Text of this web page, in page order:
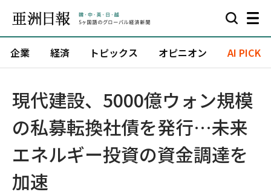
企業 経済 トピックス オピニオン AI PICK
現代建設、5000億ウォン規模
の私募転換社債を発行…未来
エネルギー投資の資金調達を
加速